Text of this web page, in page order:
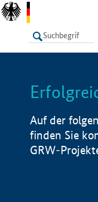
LISTE
Auf der
finden Sie
GRW-